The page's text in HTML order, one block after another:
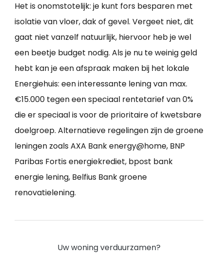
Het is onomstotelijk: je kunt fors besparen met
isolatie van vloer, dak of gevel. Vergeet niet, dit
gaat niet vanzelf natuurlijk, hiervoor heb je wel
een beetje budget nodig. Als je nu te weinig geld
hebt kan je een afspraak maken bij het lokale
Energiehuis: een interessante lening van max.
€15.000 tegen een speciaal rentetarief van 0%
die er speciaal is voor de prioritaire of kwetsbare
doelgroep. Alternatieve regelingen zijn de groene
leningen zoals AXA Bank energy@home, BNP
Paribas Fortis energiekrediet, bpost bank
energie lening, Belfius Bank groene
renovatielening.
Uw woning verduurzamen?